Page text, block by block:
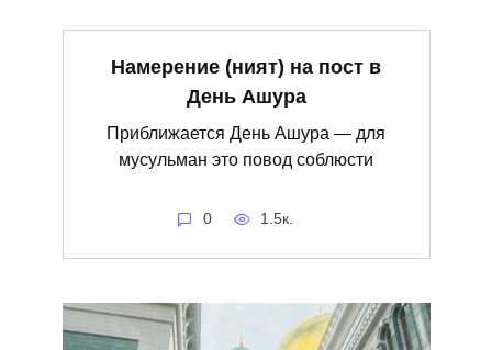
Намерение (ният) на пост в
День Ашура
Приближается День Ашура — для
мусульман это повод соблюсти
0 1.5к.